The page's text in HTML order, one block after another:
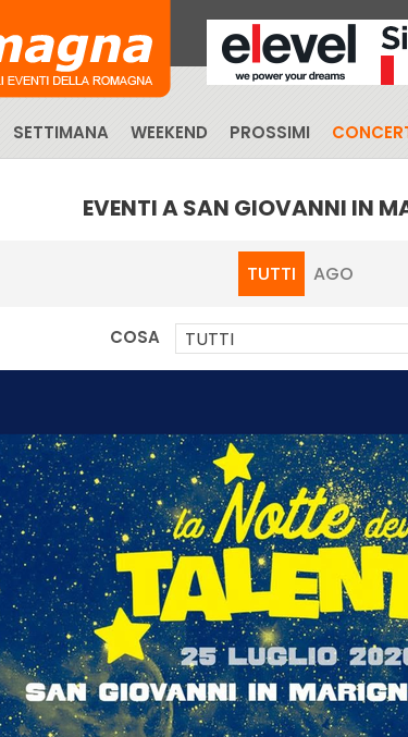
SETTIMANA WEEKEND PROSSIMI
EVENTI A SAN GIOVANNI IN
TUTTI AGO
COSA TUTTI